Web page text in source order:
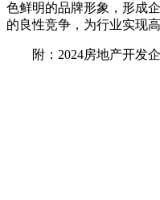
色鲜明的品牌形象，形成
的良性竞争，为行业实现
附：2024房地产开发企